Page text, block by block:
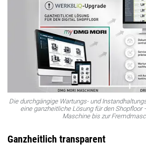
Die durchgängige Wartungs- und
eine ganzheitliche Lösung für den Shopfloor
Maschine bis zur
Ganzheitlich transparent